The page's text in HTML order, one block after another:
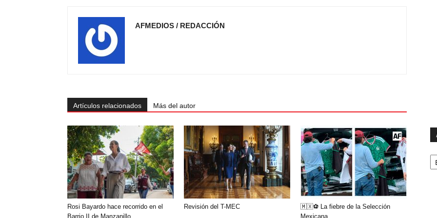
AFMEDIOS / REDACCIÓN
Artículos relacionados Más del autor
Rosi Bayardo hace recorrido en el
Barrio II de Manzanillo
Revisión del T-MEC
🇲🇽⚽ La fiebre de la Selección
Mexicana